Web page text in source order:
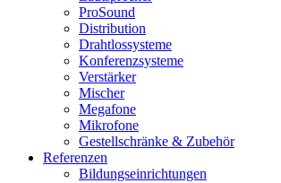
ProSound
Distribution
Drahtlossysteme
Konferenzsysteme
Verstärker
Mischer
Megafone
Mikrofone
Gestellschränke & Zubehör
Referenzen
Bildungseinrichtungen